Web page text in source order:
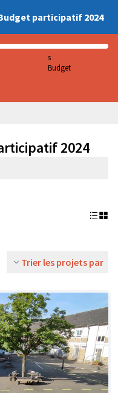
participatif 2024
5
Budget
2024
Trier les projets par